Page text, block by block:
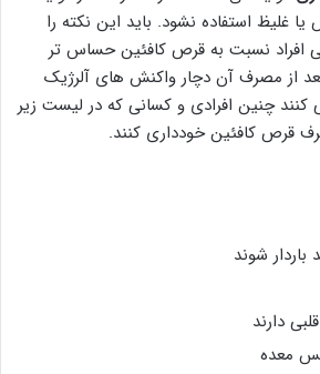
غلیظ استفاده نشود. باید این نکته را
افراد نسبت به قرص کافئین حساس تر
از مصرف آن دچار واکنش های آلرژیک
چنین افرادی و کسانی که در لیست زیر
قرص کافئین خودداری کنند.
باردار شوند
دارند
معده